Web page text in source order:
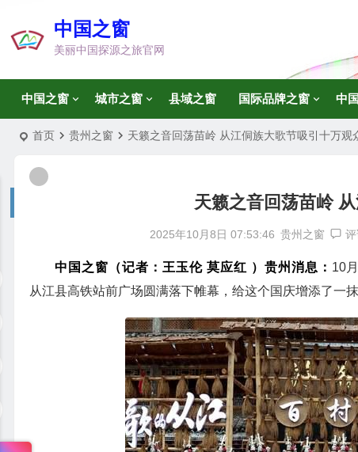
中国之窗
美丽中国探源之旅官网
中国之窗 城市之窗 县域之窗 国际品牌之窗 中
首页 贵州之窗 天籁之音回荡苗岭 从江侗族大歌节吸引十万观
天籁之音回荡苗岭
2025年10月8日 07:53:46 贵州之窗
中国之窗（记者：王玉伦 莫应红 ）贵州消息： 10
从江县高铁站前广场圆满落下帷幕，给这个国庆增添了一